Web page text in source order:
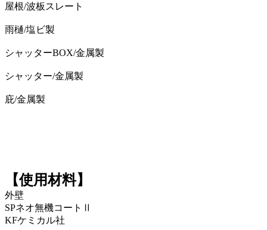
屋根/波板スレート
雨樋/塩ビ製
シャッターBOX/金属製
シャッター/金属製
庇/金属製
【使用材料】
外壁
SPネオ無機コートⅡ
KFケミカル社